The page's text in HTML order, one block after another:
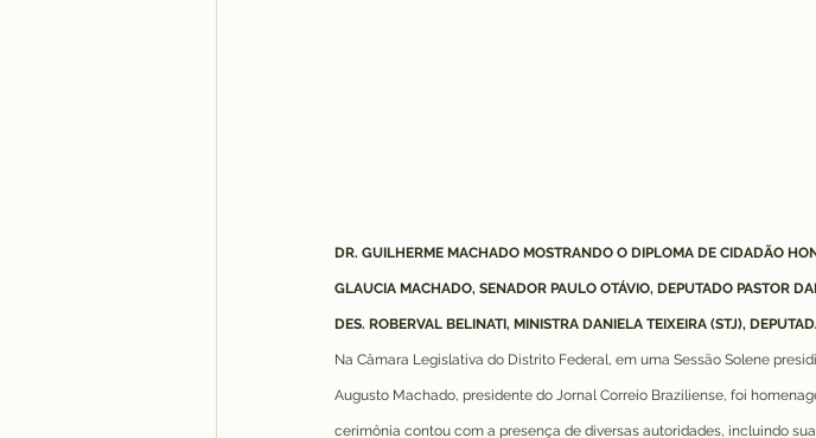
DR. GUILHERME MACHADO MOSTRANDO O DIPLOMA DE CIDADÃO
GLAUCIA MACHADO, SENADOR PAULO OTÁVIO, DEPUTADO PASTOR
DES. ROBERVAL BELINATI, MINISTRA DANIELA TEIXEIRA (STJ),
Na Câmara Legislativa do Distrito Federal, em uma Sessão Solene
Augusto Machado, presidente do Jornal Correio Braziliense, foi
cerimônia contou com a presença de diversas autoridades, incluindo